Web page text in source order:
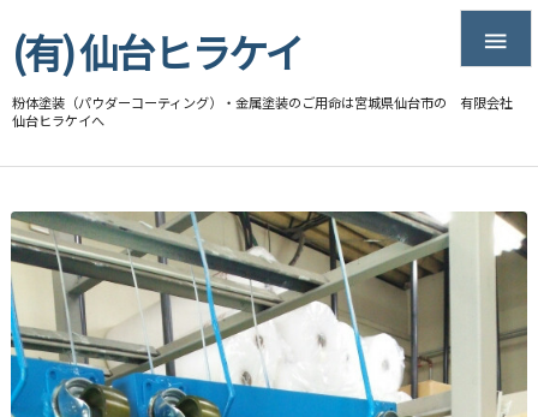
(有) 仙台ヒラケイ
粉体塗装（パウダーコーティング）・金属塗装のご用命は宮城県仙台市の 有限会社
仙台ヒラケイへ
